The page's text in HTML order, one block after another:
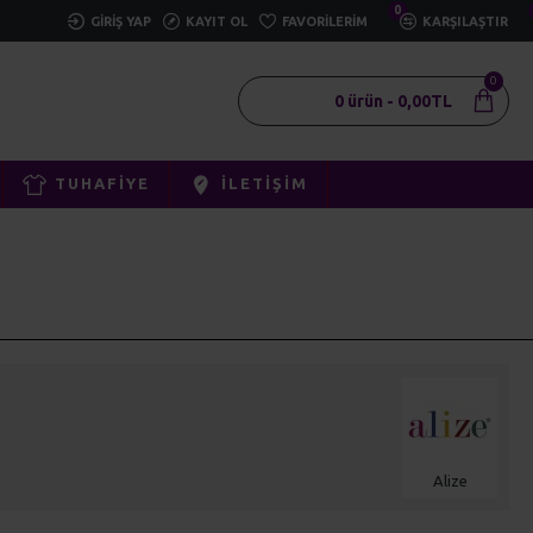
GIRIŞ YAP KAYIT OL FAVORILERIM
0
KARŞILAŞTIR
0 ürün - 0,00TL
0
TUHAFIYE İLETIŞIM
Alize